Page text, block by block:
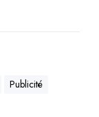
Publicité